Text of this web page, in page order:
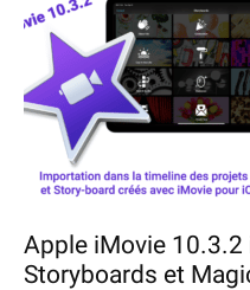
Apple iMovie
Storyboards et